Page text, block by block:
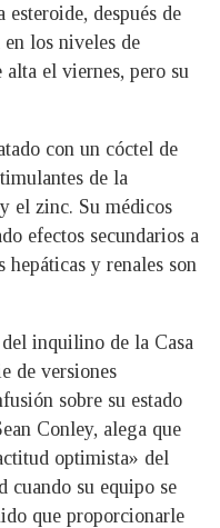
después de
los niveles de
el viernes, pero su
con un cóctel de
de la
el zinc. Su médicos
efectos secundarios a
y renales son
inquilino de la Casa
de versiones
sobre su estado
Conley, alega que
optimista» del
cuando su equipo se
que proporcionarle